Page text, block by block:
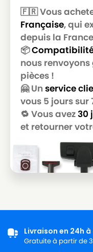
🇫🇷 Vous
Française, qui
depuis la
📦
nous
pièces !
🤗 Un service
vous 5 jours sur
🔁 Vous avez30
et retourner
Livraison en 24h à
Gratuite à partir de